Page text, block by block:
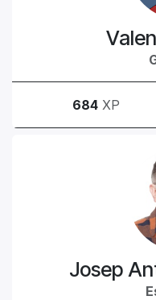
684 XP
Josep